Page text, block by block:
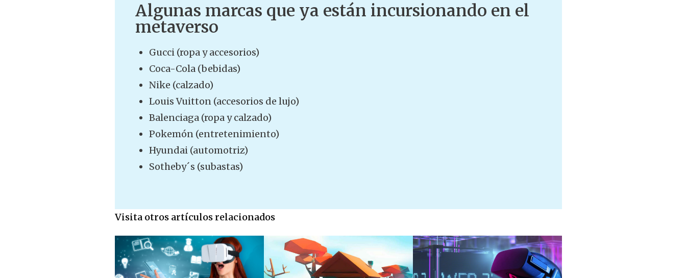
Algunas marcas que ya están incursionando en el
metaverso
Gucci (ropa y accesorios)
Coca-Cola (bebidas)
Nike (calzado)
Louis Vuitton (accesorios de lujo)
Balenciaga (ropa y calzado)
Pokemón (entretenimiento)
Hyundai (automotriz)
Sotheby´s (subastas)
Visita otros artículos relacionados